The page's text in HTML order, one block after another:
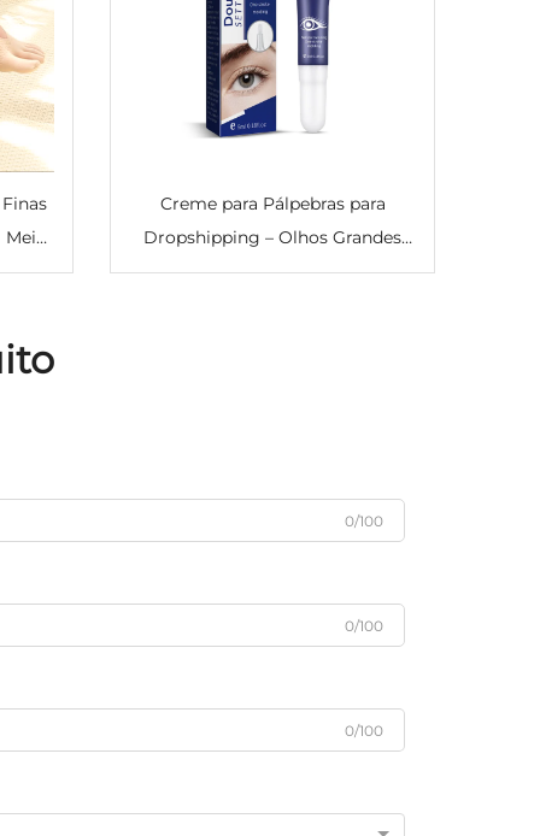
Creme para Pálpebras para
Dropshipping – Olhos Grandes
Naturais, Suave e de Secagem
0/100
0/100
0/100